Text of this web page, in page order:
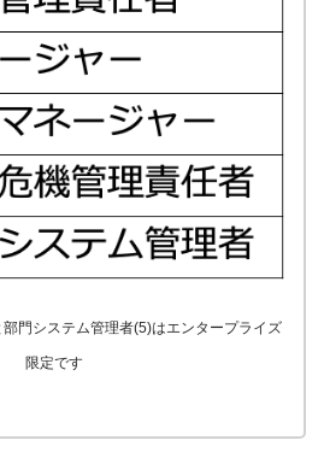
門システム管理者(5)はエンタープライズ
限定です